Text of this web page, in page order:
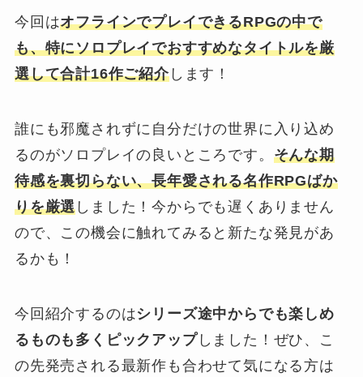
今回はオフラインでプレイできるRPGの中で
も、特にソロプレイでおすすめなタイトルを厳
選して合計16作ご紹介します！
誰にも邪魔されずに自分だけの世界に入り込め
るのがソロプレイの良いところです。 そんな期
待感を裏切らない、長年愛される名作RPGばか
りを厳選 しました！今からでも遅くありません
ので、この機会に触れてみると新たな発見があ
るかも！
今回紹介するのはシリーズ途中からでも楽しめ
るものも多くピックアップしました！ぜひ、こ
の先発売される最新作も合わせて気になる方は